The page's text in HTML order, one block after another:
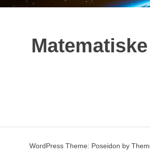
WordPress Theme: Poseidon by